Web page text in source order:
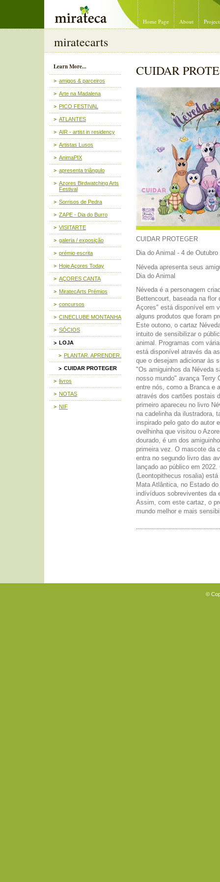
Home Page About
miratecarts
Learn More...
amigos & parceiros
Arte na Madalena
PICO FESTIVAL
ATLANTES
AIR - artist in residency
Artistas Lusos
AnimaPIX
apresenta triângulo
Azores Birdwatching Arts
Festival
Sorrisos de Pedra
ZAPE - Dia do Burro
VISITARTE
galeria / exposição
prémio escrita
Hoje Açores Today
AÇORES CANTA
MiratecArts Prémios
concursos
CINECLUBE MONTANHA
SÓCIOS
LOJA
PLANTAR. APRENDER.
CUIDAR PROTEGER
livros
NOTAS
NIF
CUIDAR
CUIDAR PROTEGER
Dia do Animal - 4 de Outubro
Néveda apresenta seus
Dia do Animal
Néveda é a personagem
Bettencourt, baseada na
Açores" está disponível em
alguns produtos que foram
Este outono, o cartaz
intuito de sensibilizar o
animal. Programas com
está disponível através da
que o desejam adicionar às
"Os amiguinhos da Néveda
nosso mundo" avança Terry
entre nós, como a Branca e
através dos cartões postais
primeiro apareceu no livro
na cadelinha da ilustradora,
inspirado pelo gato do autor
ovelhinha que visitou o
dourado, é um dos
primeira vez. O mascote da
entra no segundo livro das
lançado ao público em
(Leontopithecus rosalia)
Mata Atlântica, no Estado
indívíduos sobreviventes da
Assim, com este cartaz, o
mundo melhor e mais
©